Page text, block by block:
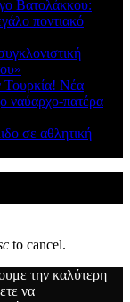
Βατολάκκου:
ποντιακό
Τουρκία! Νέα
ναύαρχο-πατέρα
σε αθλητική
to cancel.
την καλύτερη
να